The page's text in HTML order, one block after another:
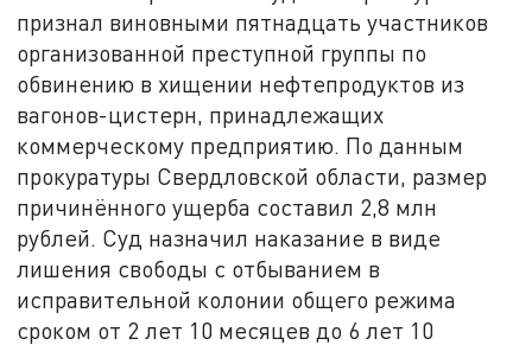
признал виновными пятнадцать участников
организованной преступной группы по
обвинению в хищении нефтепродуктов из
вагонов-цистерн, принадлежащих
коммерческому предприятию. По данным
прокуратуры Свердловской области, размер
причинённого ущерба составил 2,8 млн
рублей. Суд назначил наказание в виде
лишения свободы с отбыванием в
исправительной колонии общего режима
сроком от 2 лет 10 месяцев до 6 лет 10